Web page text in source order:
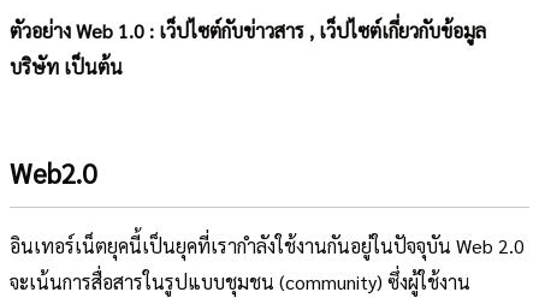
ตัวอย่าง Web 1.0 : เว็ปไซต์กับข่าวสาร , เว็ปไซต์เกี่ยวกับข้อมูล
บริษัท เป็นต้น
Web2.0
อินเทอร์เน็ตยุคนี้เป็นยุคที่เรากำลังใช้งานกันอยู่ในปัจจุบัน Web 2.0
จะเน้นการสื่อสารในรูปแบบชุมชน (community) ซึ่งผู้ใช้งาน